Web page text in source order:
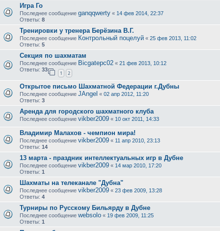
Игра Го
Последнее сообщение ganqqwerty « 14 фев 2014, 22:37
Ответы: 8
Тренировки у тренера Берёзина В.Г.
Последнее сообщение Контрольный поцелуй « 25 фев 2013, 11:02
Ответы: 5
Секция по шахматам
Последнее сообщение Bicgatepc02 « 21 фев 2013, 10:12
Ответы: 33
1 2
Открытое письмо Шахматной Федерации г.Дубны
Последнее сообщение JAngel « 02 апр 2012, 11:20
Ответы: 3
Аренда для городского шахматного клуба
Последнее сообщение vikber2009 « 10 окт 2011, 14:33
Владимир Малахов - чемпион мира!
Последнее сообщение vikber2009 « 11 апр 2010, 23:13
Ответы: 14
13 марта - праздник интеллектуальных игр в Дубне
Последнее сообщение vikber2009 « 14 мар 2010, 17:20
Ответы: 1
Шахматы на телеканале "Дубна"
Последнее сообщение vikber2009 « 23 фев 2009, 13:28
Ответы: 4
Турниры по Русскому Бильярду в Дубне
Последнее сообщение websolo « 19 фев 2009, 11:25
Ответы: 1